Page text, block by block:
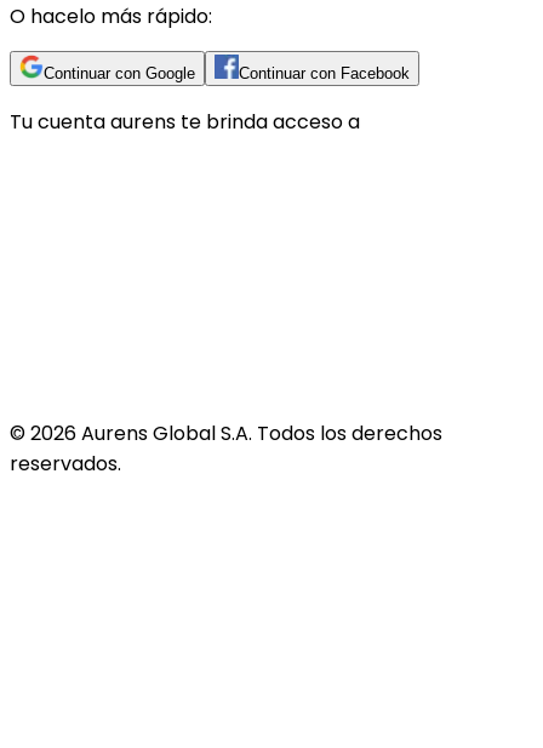
O hacelo más rápido:
Continuar con Google Continuar con Facebook
Tu cuentaaurens te brinda acceso a
©2026Aurens Global S.A. Todos los derechos
reservados.